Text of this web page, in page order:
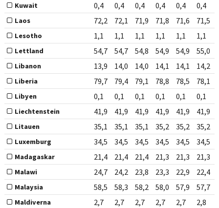
Kuwait 0,4 0,4 0,4 0,4 0,4 0,4
Laos 72,2 72,1 71,9 71,8 71,6 71,5
Lesotho 1,1 1,1 1,1 1,1 1,1 1,1
Lettland 54,7 54,7 54,8 54,9 54,9 55,0
Libanon 13,9 14,0 14,0 14,1 14,1 14,2
Liberia 79,7 79,4 79,1 78,8 78,5 78,1
Libyen 0,1 0,1 0,1 0,1 0,1 0,1
Liechtenstein 41,9 41,9 41,9 41,9 41,9 41,9
Litauen 35,1 35,1 35,1 35,2 35,2 35,2
Luxemburg 34,5 34,5 34,5 34,5 34,5 34,5
Madagaskar 21,4 21,4 21,4 21,3 21,3 21,3
Malawi 24,7 24,2 23,8 23,3 22,9 22,4
Malaysia 58,5 58,3 58,2 58,0 57,9 57,7
Maldiverna 2,7 2,7 2,7 2,7 2,7 2,8